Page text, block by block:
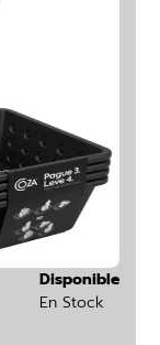
Disponible
En Stock